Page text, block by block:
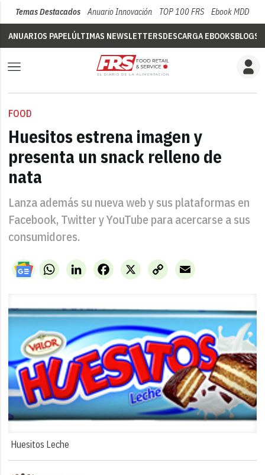
Temas Destacados Anuario Innovación TOP 100 FRS Ebook MDD
ANUARIOS PAPELÚLTIMAS NEWSLETTERSDESCARGA EBOOKSBLOGS
FOOD
Huesitos estrena imagen y
presenta un snack relleno de
nata
Lanza además su nueva web y sus plataformas en
Facebook, Twitter y YouTube para acercarse a sus
consumidores.
WhatsAppLinkedIn X
Facebook
Copy
Link
Email
Huesitos Leche